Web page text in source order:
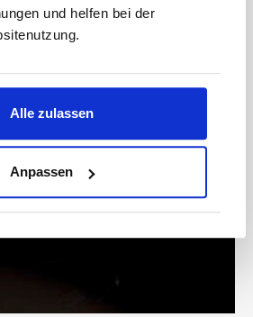
und helfen bei der
Alle zulassen
Anpassen
abgebildeten Zeichen ein*
akzeptieren Sie unsere